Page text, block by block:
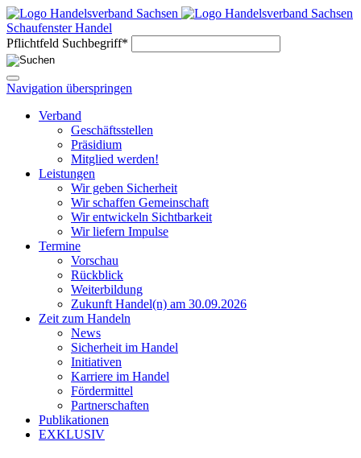
Schaufenster Handel
Pflichtfeld Suchbegriff*
Navigation überspringen
Verband
Geschäftsstellen
Präsidium
Mitglied werden!
Leistungen
Wir geben Sicherheit
Wir schaffen Gemeinschaft
Wir entwickeln Sichtbarkeit
Wir liefern Impulse
Termine
Vorschau
Rückblick
Weiterbildung
Zukunft Handel(n) am 30.09.2026
Zeit zum Handeln
News
Sicherheit im Handel
Initiativen
Karriere im Handel
Fördermittel
Partnerschaften
Publikationen
EXKLUSIV